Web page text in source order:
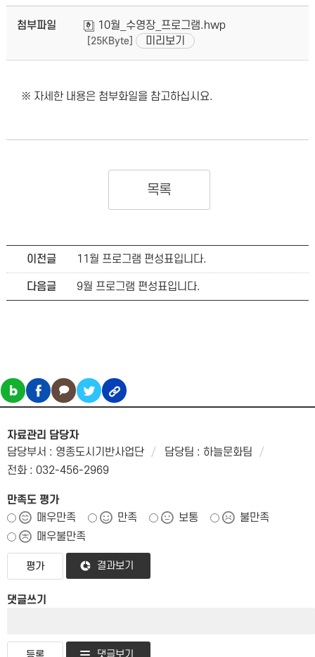
첨부파일 10월_수영장_프로그램.hwp
[25KByte] 미리보기
※ 자세한 내용은 첨부화일을 참고하십시요.
목록
이전글 11월 프로그램 편성표입니다.
다음글 9월 프로그램 편성표입니다.
자료관리 담당자
담당부서 : 영종도시기반사업단
담당팀 : 하늘문화팀
전화 : 032-456-2969
만족도 평가
매우만족
만족 보통
불만족
매우불만족
결과보기
댓글쓰기